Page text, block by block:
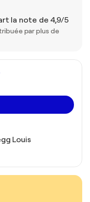
la note de 4,9/5
par plus de
Louis